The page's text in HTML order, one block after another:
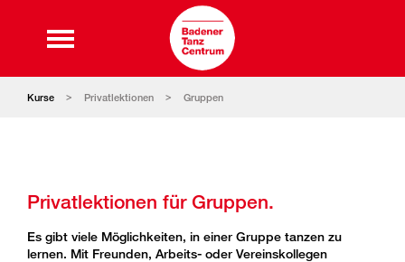
Kurse Privatlektionen Gruppen
Privatlektionen für Gruppen.
Es gibt viele Möglichkeiten, in einer Gruppe tanzen zu
lernen. Mit Freunden, Arbeits- oder Vereinskollegen